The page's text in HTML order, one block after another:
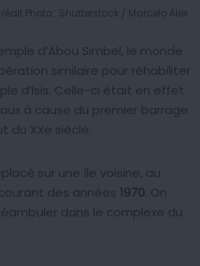
Photo : Shutterstock / Marcelo Alex
d’Abou Simbel, le monde
similaire pour réhabiliter
d’Isis. Celle-ci était en effet
à cause du premier barrage
du XXe siècle.
sur une île voisine, au
des années 1970 . On
dans le complexe du